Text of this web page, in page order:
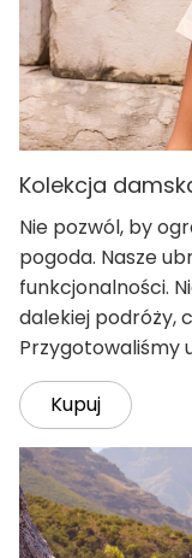
Kolekcja
Nie pozwól, by
pogoda. Nasze
funkcjonalności.
dalekiej podróży,
Przygotowaliśmy
Kupuj